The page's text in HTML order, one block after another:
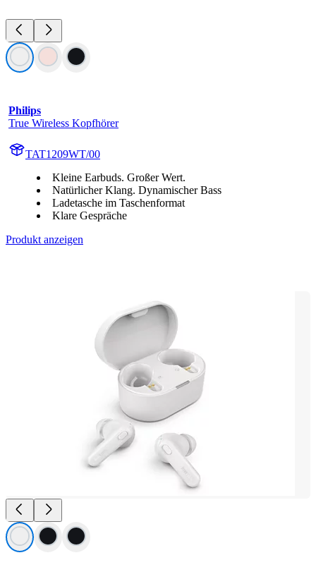
Philips
True Wireless Kopfhörer
TAT1209WT/00
Kleine Earbuds. Großer Wert.
Natürlicher Klang. Dynamischer Bass
Ladetasche im Taschenformat
Klare Gespräche
Produkt anzeigen